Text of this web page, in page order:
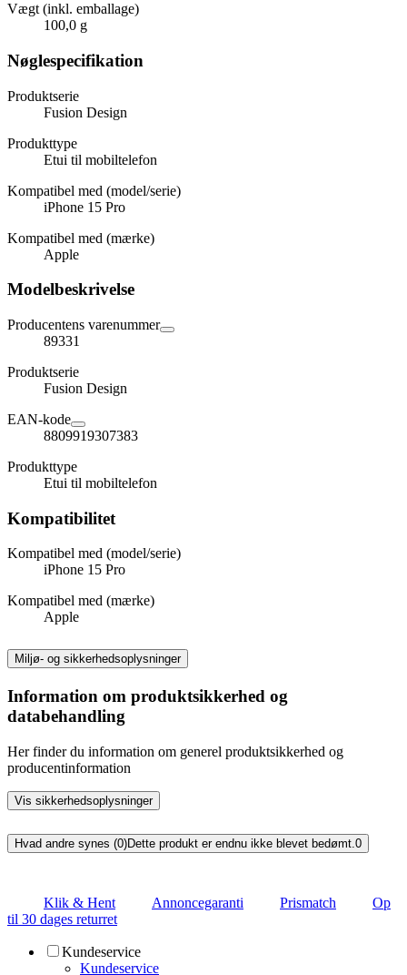
Vægt (inkl. emballage)
100,0 g
Nøglespecifikation
Produktserie
Fusion Design
Produkttype
Etui til mobiltelefon
Kompatibel med (model/serie)
iPhone 15 Pro
Kompatibel med (mærke)
Apple
Modelbeskrivelse
Producentens varenummer
89331
Produktserie
Fusion Design
EAN-kode
8809919307383
Produkttype
Etui til mobiltelefon
Kompatibilitet
Kompatibel med (model/serie)
iPhone 15 Pro
Kompatibel med (mærke)
Apple
Miljø- og sikkerhedsoplysninger
Information om produktsikkerhed og
databehandling
Her finder du information om generel produktsikkerhed og
producentinformation
Vis sikkerhedsoplysninger
Hvad andre synes (0)Dette produkt er endnu ikke blevet bedømt. 0
Klik & Hent Annoncegaranti Prismatch
Op
til 30 dages returret
Kundeservice
Kundeservice